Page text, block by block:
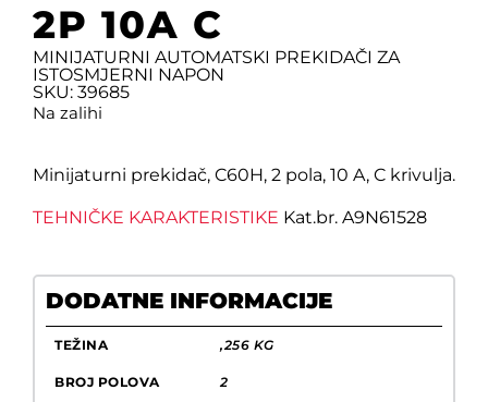
2P 10A C
MINIJATURNI AUTOMATSKI PREKIDAČI ZA
ISTOSMJERNI NAPON
SKU: 39685
Na zalihi
Minijaturni prekidač, C60H, 2 pola, 10 A, C krivulja.
TEHNIČKE KARAKTERISTIKE Kat.br. A9N61528
DODATNE INFORMACIJE
TEŽINA ,256 KG
BROJ POLOVA 2